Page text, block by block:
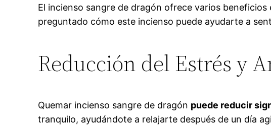
El incienso sangre de dragón ofrece varios
preguntado cómo este incienso puede ayudarte a
Reducción del Estrés y
Quemar incienso sangre de dragón puede reducir
tranquilo, ayudándote a relajarte después de un día